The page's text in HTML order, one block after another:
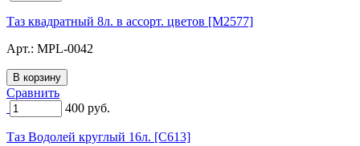
Таз квадратный 8л. в ассорт. цветов [M2577]
Арт.: MPL-0042
Сравнить
400 руб.
Таз Водолей круглый 16л. [C613]